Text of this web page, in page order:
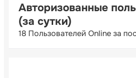
Авторизованные
(за сутки)
18 Пользователей Online за